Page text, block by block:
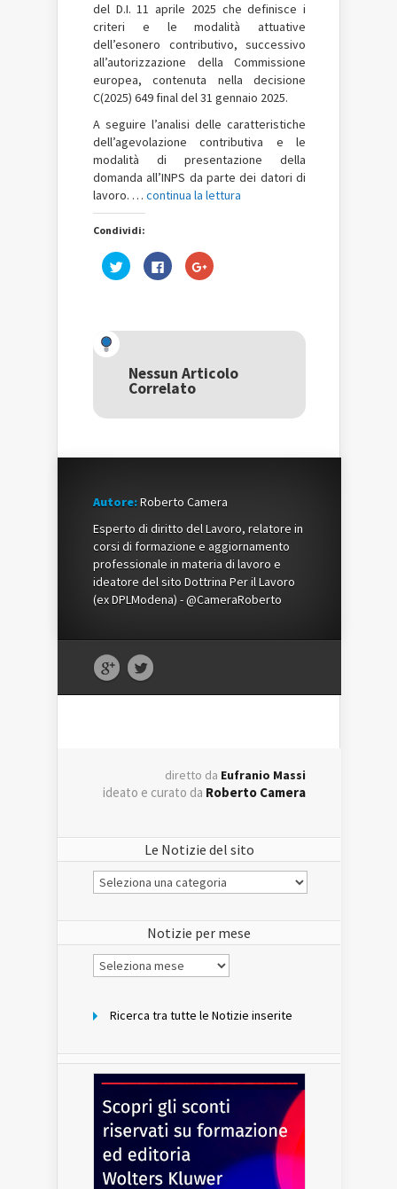
del D.I. 11 aprile 2025 che definisce i
criteri e le modalità attuative
dell’esonero contributivo, successivo
all’autorizzazione della Commissione
europea, contenuta nella decisione
C(2025) 649 final del 31 gennaio 2025.
A seguire l’analisi delle caratteristiche
dell’agevolazione contributiva e le
modalità di presentazione della
domanda all’INPS da parte dei datori di
lavoro. … continua la lettura
Condividi:
Fai
clic
Twitter
una
nuova
finestra)
Fai
clic
(Si
nuova
finestra)
Fai
clic
Google+
una
nuova
Nessun Articolo
Correlato
Autore:Roberto Camera
Esperto di diritto del Lavoro, relatore in
corsi di formazione e aggiornamento
professionale in materia di lavoro e
ideatore del sito Dottrina Per il Lavoro
(ex DPLModena) - @CameraRoberto
diretto da Eufranio Massi
ideato e curato da Roberto Camera
Le Notizie del sito
Le
Notizie
Notizie per mese
Notizie
per
Ricerca tra tutte le Notizie inserite